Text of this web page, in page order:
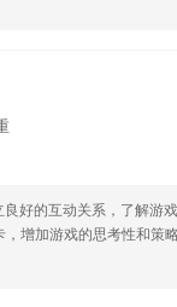
好的互动关系，了解游
增加游戏的思考性和策